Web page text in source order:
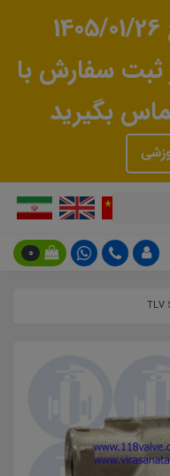
قیمت ها در تاریخ 1405/01/26
ثبت سفارش با
بگیرید
0